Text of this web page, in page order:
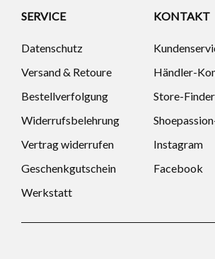
SERVICE
Datenschutz
Versand & Retoure
Bestellverfolgung
Widerrufsbelehrung
Vertrag widerrufen
Geschenkgutschein
Werkstatt
KONTAKT
Händler-
Store-Finder
Instagram
Facebook